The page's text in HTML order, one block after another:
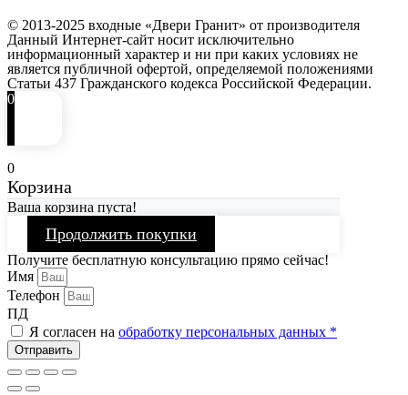
© 2013-2025 входные «Двери Гранит» от производителя
Данный Интернет-сайт носит исключительно
информационный характер и ни при каких условиях не
является публичной офертой, определяемой положениями
Статьи 437 Гражданского кодекса Российской Федерации.
0
0
Корзина
Ваша корзина пуста!
Продолжить покупки
Получите бесплатную консультацию прямо сейчас!
Имя
Телефон
ПД
Я согласен на обработку персональных данных *
Отправить